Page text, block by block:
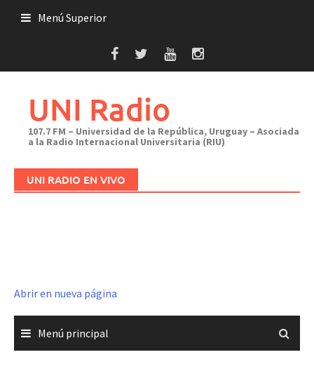
Menú Superior
UNI Radio
107.7 FM – Universidad de la República, Uruguay – Asociada
a la Radio Internacional Universitaria (RIU)
UNI RADIO EN VIVO
Abrir en nueva página
Menú principal